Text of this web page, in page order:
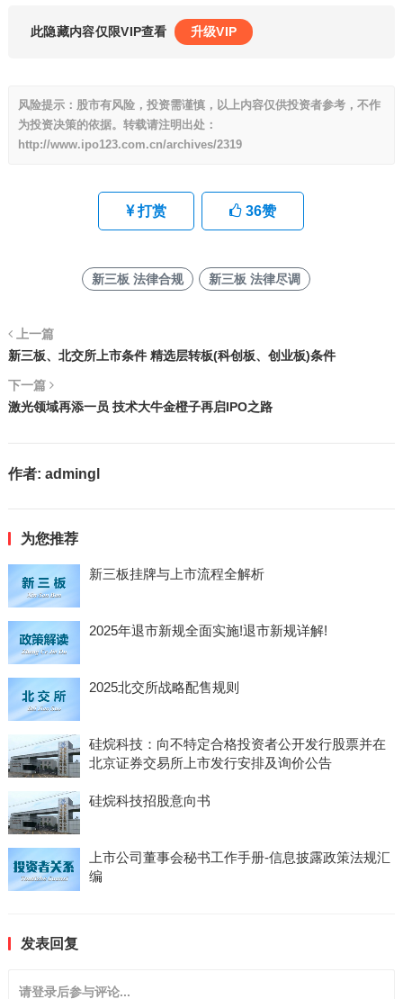
此隐藏内容仅限VIP查看 升级VIP
风险提示：股市有风险，投资需谨慎，以上内容仅供投资者参考，不作
为投资决策的依据。转载请注明出处：
http://www.ipo123.com.cn/archives/2319
打赏 36赞
新三板 法律合规 新三板 法律尽调
上一篇
新三板、北交所上市条件 精选层转板(科创板、创业板)条件
下一篇
激光领域再添一员 技术大牛金橙子再启IPO之路
作者: admingl
为您推荐
新三板挂牌与上市流程全解析
2025年退市新规全面实施!退市新规详解!
2025北交所战略配售规则
硅烷科技：向不特定合格投资者公开发行股票并在
北京证券交易所上市发行安排及询价公告
硅烷科技招股意向书
上市公司董事会秘书工作手册-信息披露政策法规汇
编
发表回复
请登录后参与评论...